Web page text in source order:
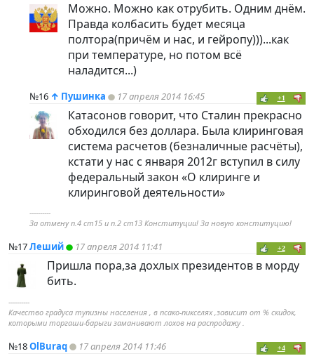
Можно. Можно как отрубить. Одним днём.
Правда колбасить будет месяца
полтора(причём и нас, и гейропу)))...как
при температуре, но потом всё
наладится...)
№16 ↑ Пушинка 17 апреля 2014 16:45 +1
Катасонов говорит, что Сталин прекрасно
обходился без доллара. Была клиринговая
система расчетов (безналичные расчёты),
кстати у нас с января 2012г вступил в силу
федеральный закон «О клиринге и
клиринговой деятельности»
----------
За отмену п.4 ст15 и п.2 ст13 Конституции! За новую конституцию!
№17Леший 17 апреля 2014 11:41 +2
Пришла пора,за дохлых президентов в морду
бить.
----------
Качество градуса тупизны населения , в псако-пикселях ,зависит от % скидок,
которыми торгаши-барыги заманивают лохов на распродажу .
№18OlBuraq 17 апреля 2014 11:46 +4